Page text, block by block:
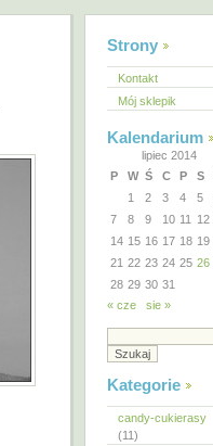
Strony
Kontakt
Mój sklepik
Kalendarium
lipiec 2014
P
W Ś C P S
1
2 3 4 5
7
8 9 10 11 12
14 15 16 17 18 19
21 22 23 24 25 26
28 29 30 31
« cze
sie »
Kategorie
candy-cukierasy
(11)